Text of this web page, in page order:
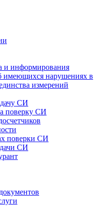
и информирования
имеющихся нарушениях в
измерений
СИ
поверку СИ
поверки СИ
СИ